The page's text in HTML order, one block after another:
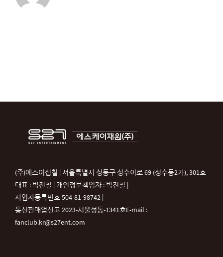
(주)에스이십칠 | 서울특별시 성동구 성수이로 69 (성수동2가), 301호
대표 : 박진철 | 개인정보책임자 : 박진철 |
사업자등록번호 504-81-98742 |
통신판매업신고 2023-서울성동-1341호E-mail :
fanclub.kr@s27ent.com